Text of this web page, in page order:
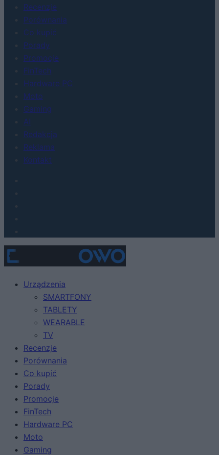
Recenzje
Porównania
Co kupić
Porady
Promocje
FinTech
Hardware PC
Moto
Gaming
AI
Redakcja
Reklama
Kontakt
Urządzenia
SMARTFONY
TABLETY
WEARABLE
TV
Recenzje
Porównania
Co kupić
Porady
Promocje
FinTech
Hardware PC
Moto
Gaming